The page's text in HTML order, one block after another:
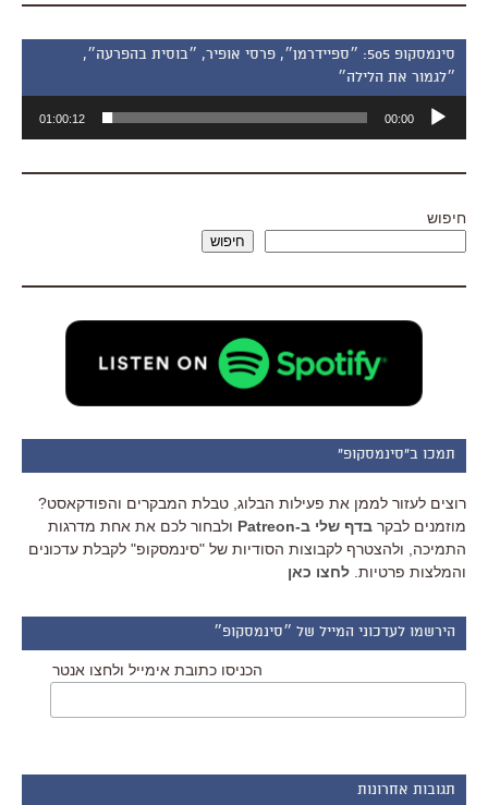
סינמסקופ 505: ״ספיידרמן״, פרסי אופיר, ״בוסית בהפרעה״,
״לגמור את הלילה״
אודיו
00:00
01:00:12
חיפוש
חיפוש
תמכו ב"סינמסקופ"
רוצים לעזור לממן את פעילות הבלוג, טבלת המבקרים והפודקאסט?
מוזמנים לבקר בדף שלי ב-Patreon
ולבחור לכם את אחת מדרגות
התמיכה, ולהצטרף לקבוצות הסודיות של "סינמסקופ" לקבלת עדכונים
והמלצות פרטיות. לחצו כאן
הירשמו לעדכוני המייל של ״סינמסקופ״
הכניסו כתובת אימייל ולחצו אנטר
תגובות אחרונות